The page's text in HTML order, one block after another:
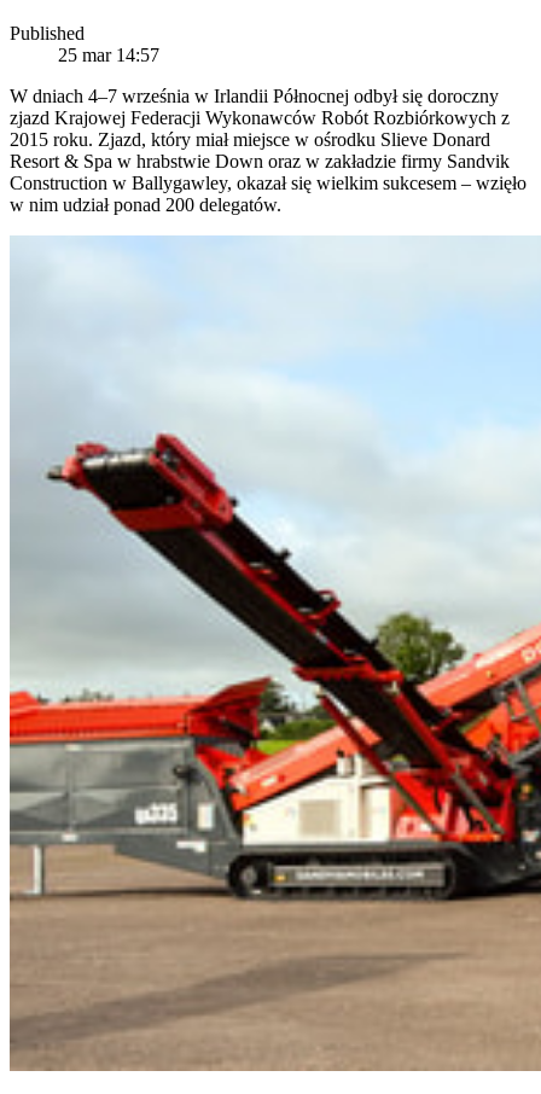
Published
25 mar 14:57
W dniach 4–7 września w Irlandii Północnej odbył się doroczny
zjazd Krajowej Federacji Wykonawców Robót Rozbiórkowych z
2015 roku. Zjazd, który miał miejsce w ośrodku Slieve Donard
Resort & Spa w hrabstwie Down oraz w zakładzie firmy Sandvik
Construction w Ballygawley, okazał się wielkim sukcesem – wzięło
w nim udział ponad 200 delegatów.